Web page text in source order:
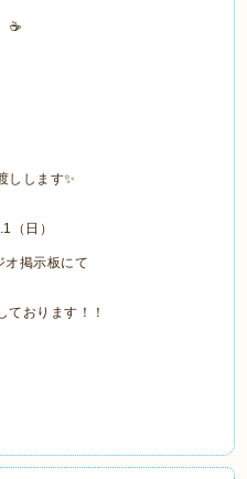
☕
しします✨
日）
掲示板にて
ております！！